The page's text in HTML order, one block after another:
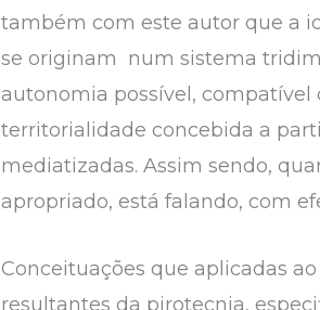
também com este autor que a
se originam num sistema
autonomia possível, compatível
territorialidade concebida a
mediatizadas. Assim sendo,
apropriado, está falando, com
Conceituações que aplicadas
resultantes da pirotecnia,